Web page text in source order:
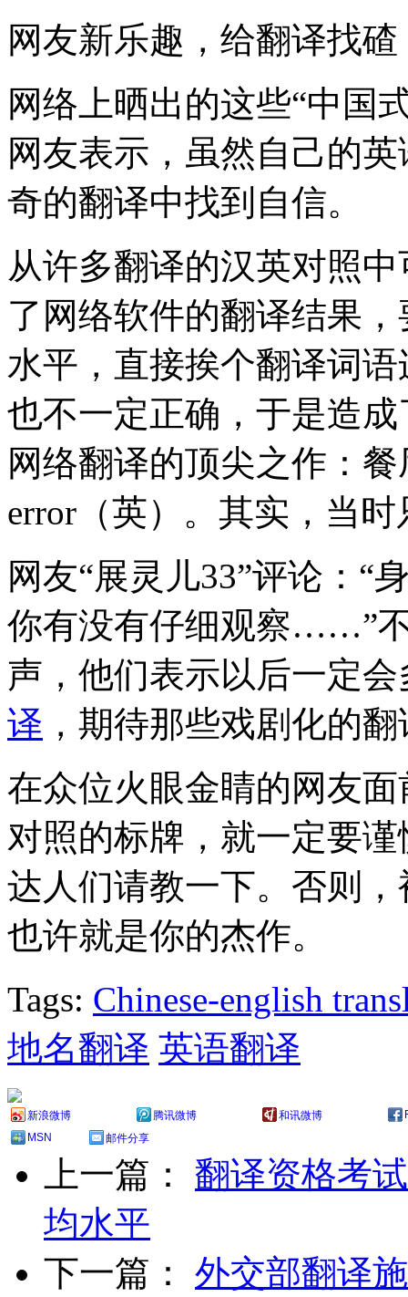
网友新乐趣，给翻译找碴
网络上晒出的这些“中国
网友表示，虽然自己的
奇的翻译中找到自信。
从许多翻译的汉英对照
了网络软件的翻译结果
水平，直接挨个翻译词
也不一定正确，于是造
网络翻译的顶尖之作：餐
error（英）。其实，当
网友“展灵儿33”评论：“
你有没有仔细观察……”
声，他们表示以后一定
译 ，期待那些戏剧化的
在众位火眼金睛的网友
对照的标牌，就一定要
达人们请教一下。否则
也许就是你的杰作。
Tags: Chinese-english
地名翻译 英语翻译
新浪微博 腾讯微博 和讯微博
MSN
邮件分享
上一篇： 翻译资格考
均水平
下一篇： 外交部翻译